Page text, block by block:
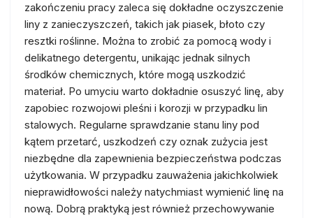
zakończeniu pracy zaleca się dokładne oczyszczenie
liny z zanieczyszczeń, takich jak piasek, błoto czy
resztki roślinne. Można to zrobić za pomocą wody i
delikatnego detergentu, unikając jednak silnych
środków chemicznych, które mogą uszkodzić
materiał. Po umyciu warto dokładnie osuszyć linę, aby
zapobiec rozwojowi pleśni i korozji w przypadku lin
stalowych. Regularne sprawdzanie stanu liny pod
kątem przetarć, uszkodzeń czy oznak zużycia jest
niezbędne dla zapewnienia bezpieczeństwa podczas
użytkowania. W przypadku zauważenia jakichkolwiek
nieprawidłowości należy natychmiast wymienić linę na
nową. Dobrą praktyką jest również przechowywanie